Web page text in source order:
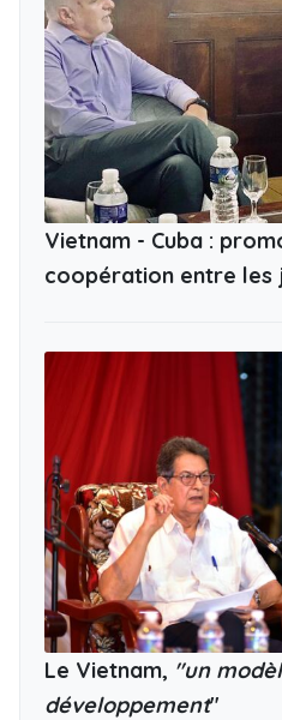
Vietnam - Cuba :
coopération entre les
Le Vietnam, "un
développement"